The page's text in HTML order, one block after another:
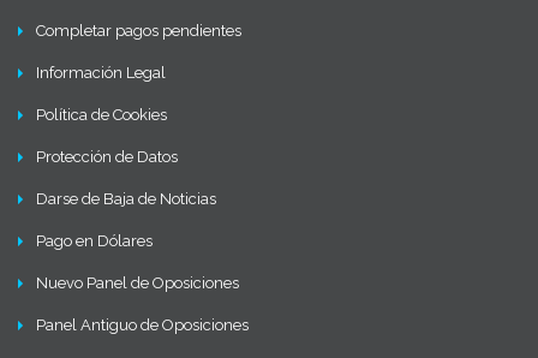
Completar pagos pendientes
Información Legal
Política de Cookies
Protección de Datos
Darse de Baja de Noticias
Pago en Dólares
Nuevo Panel de Oposiciones
Panel Antiguo de Oposiciones